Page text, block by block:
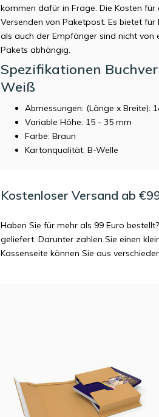
kommen dafür in Frage. Die Kosten
Versenden von Paketpost. Es bietet
als auch der Empfänger sind nicht von
Pakets abhängig.
Spezifikationen
Weiß
Abmessungen: (Länge x Breite):
Variable Höhe: 15 - 35 mm
Farbe: Braun
Kartonqualität: B-Welle
Kostenloser Versand ab
Haben Sie für mehr als 99 Euro
geliefert. Darunter zahlen Sie einen
Kassenseite können Sie aus